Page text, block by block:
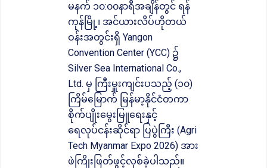
မနက် ၁၀:၀၀နာရီအချိန်တွင် ရန်
ကုန်မြို့၊ အင်ယားလိပ်ဟိုတယ်
ဝန်းအတွင်းရှိ Yangon
Convention Center (YCC) ၌
Silver Sea International Co.,
Ltd. မှ ကြီးမှူးကျင်းပသည့် (၁၀)
ကြိမ်မြောက် မြန်မာ့နိုင်ငံတကာ
စိုက်ပျိုးမွေးမြူရေးနှင့်
ရေလုပ်ငန်းဆိုင်ရာ ပြပွဲကြီး (Agri
Tech Myanmar Expo 2026) အား
ဖဲကြိုးဖြတ်ဖွင့်လှစ်ခဲ့ပါသည်။